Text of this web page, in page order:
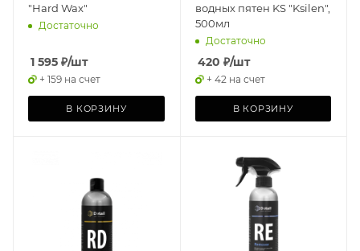
"Hard Wax"
Достаточно
1 595 ₽/шт
+ 159 на счет
В КОРЗИНУ
водных пятен KS "Ksilen",
500мл
Достаточно
420 ₽/шт
+ 42 на счет
В КОРЗИНУ